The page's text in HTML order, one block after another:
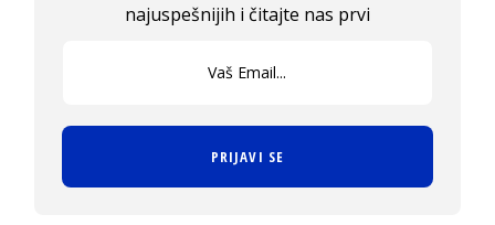
najuspešnijih i čitajte nas prvi
PRIJAVI SE